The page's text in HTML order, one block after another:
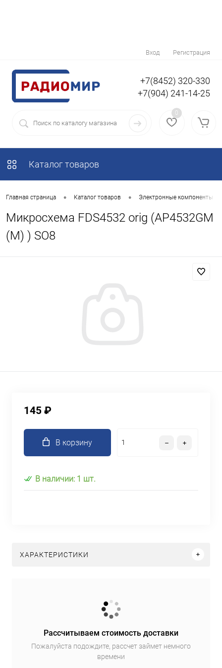
Вход Регистрация
+7(8452) 320-330
+7(904) 241-14-25
0
Каталог товаров
Главная страница • Каталог товаров • Электронные компоненты
Микросхема FDS4532 orig (AP4532GM
(M) ) SO8
145 ₽
В корзину
В наличии: 1 шт.
ХАРАКТЕРИСТИКИ
Рассчитываем стоимость доставки
Пожалуйста подождите, рассчет займет немного
времени